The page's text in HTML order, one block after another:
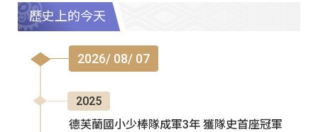
歷史上的今天
2026/ 08/ 07
2025
德芙蘭國小少棒隊成軍3年 獲隊史首座冠軍